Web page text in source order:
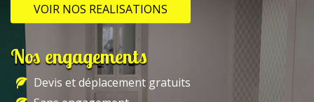
VOIR NOS REALISATIONS
Nos engagements
Devis et déplacement gratuits